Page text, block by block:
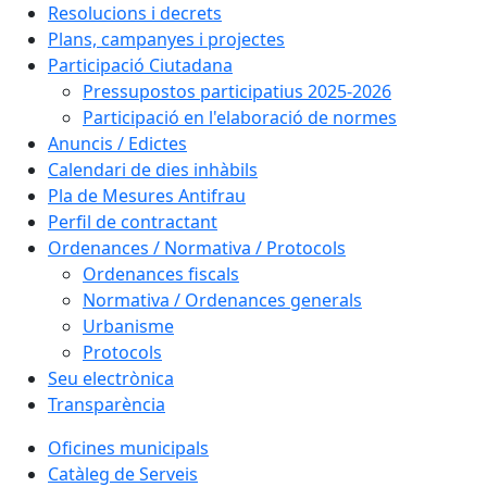
Resolucions i decrets
Plans, campanyes i projectes
Participació Ciutadana
Pressupostos participatius 2025-2026
Participació en l'elaboració de normes
Anuncis / Edictes
Calendari de dies inhàbils
Pla de Mesures Antifrau
Perfil de contractant
Ordenances / Normativa / Protocols
Ordenances fiscals
Normativa / Ordenances generals
Urbanisme
Protocols
Seu electrònica
Transparència
Oficines municipals
Catàleg de Serveis